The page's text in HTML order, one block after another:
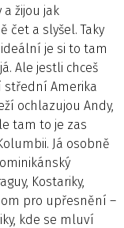
žijou jak
čet a slyšel. Taky
je si to tam
Ale jestli chceš
střední Amerika
ochlazujou Andy,
tam to je zas
Já osobně
Kostariky,
pro upřesnění –
kde se mluví